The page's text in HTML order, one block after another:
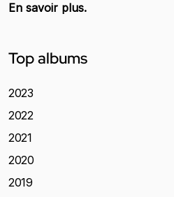
En savoir plus.
Top albums
2023
2022
2021
2020
2019